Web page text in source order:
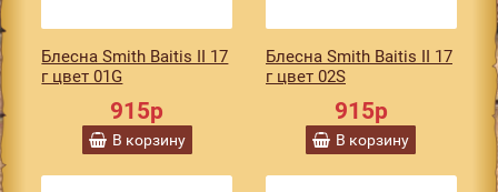
Блесна Smith Baitis II 17
г цвет 01G
915р
В корзину
Блесна Smith Baitis II 17
г цвет 02S
915р
В корзину